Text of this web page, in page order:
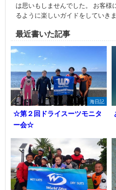
は思いもしませんでした。 お客様
るように楽しいガイドをしていきま
最近書いた記事
海日記
☆第２回ドライスーツモニタ
ー会☆